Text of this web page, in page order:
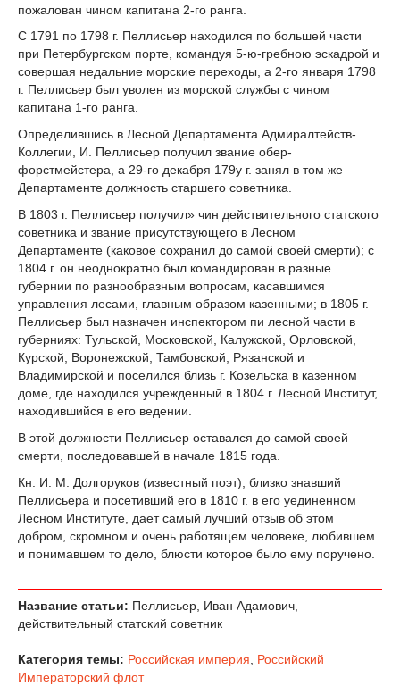
пожалован чином капитана 2-го ранга.
С 1791 по 1798 г. Пеллисьер находился по большей части
при Петербургском порте, командуя 5-ю-гребною эскадрой и
совершая недальние морские переходы, а 2-го января 1798
г. Пеллисьер был уволен из морской службы с чином
капитана 1-го ранга.
Определившись в Лесной Департамента Адмиралтейств-
Коллегии, И. Пеллисьер получил звание обер-
форстмейстера, а 29-го декабря 179у г. занял в том же
Департаменте должность старшего советника.
В 1803 г. Пеллисьер получил» чин действительного статского
советника и звание присутствующего в Лесном
Департаменте (каковое сохранил до самой своей смерти); с
1804 г. он неоднократно был командирован в разные
губернии по разнообразным вопросам, касавшимся
управления лесами, главным образом казенными; в 1805 г.
Пеллисьер был назначен инспектором пи лесной части в
губерниях: Тульской, Московской, Калужской, Орловской,
Курской, Воронежской, Тамбовской, Рязанской и
Владимирской и поселился близь г. Козельска в казенном
доме, где находился учрежденный в 1804 г. Лесной Институт,
находившийся в его ведении.
В этой должности Пеллисьер оставался до самой своей
смерти, последовавшей в начале 1815 года.
Кн. И. М. Долгоруков (известный поэт), близко знавший
Пеллисьера и посетивший его в 1810 г. в его уединенном
Лесном Институте, дает самый лучший отзыв об этом
добром, скромном и очень работящем человеке, любившем
и понимавшем то дело, блюсти которое было ему поручено.
Название статьи: Пеллисьер, Иван Адамович,
действительный статский советник
Категория темы: Российская империя, Российский
Императорский флот